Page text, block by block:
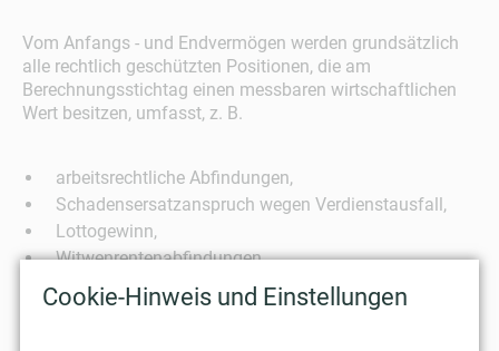
Vom Anfangs - und Endvermögen werden grundsätzlich
alle rechtlich geschützten Positionen, die am
Berechnungsstichtag einen messbaren wirtschaftlichen
Wert besitzen, umfasst, z. B.
arbeitsrechtliche Abfindungen,
Schadensersatzanspruch wegen Verdienstausfall,
Lottogewinn,
Witwenrentenabfindungen
Steuerrückerstattungen,
Schmerzensgeld,
Cookie-Hinweis und Einstellungen